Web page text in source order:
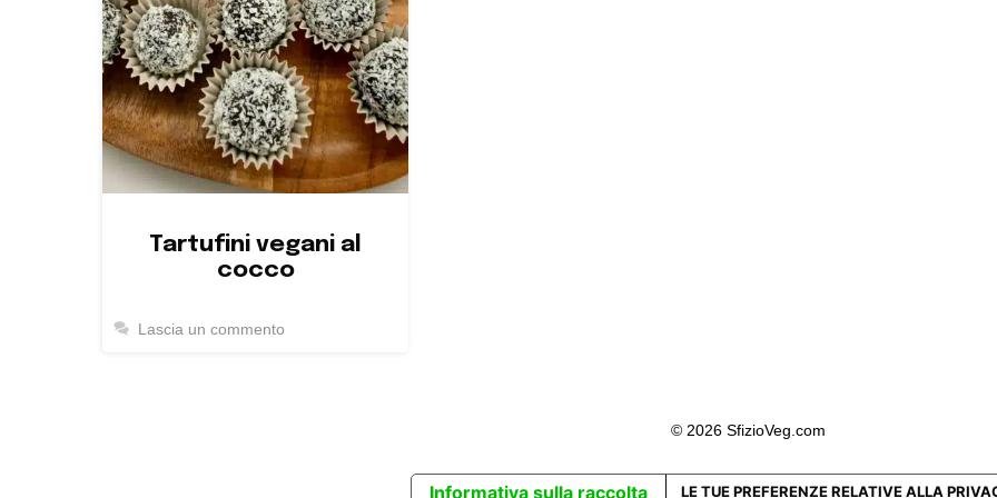
Tartufini vegani al
cocco
Lascia un commento
© 2026 SfizioVeg.com
Informativa sulla raccolta LE TUE PREFERENZE RELATIVE ALLA